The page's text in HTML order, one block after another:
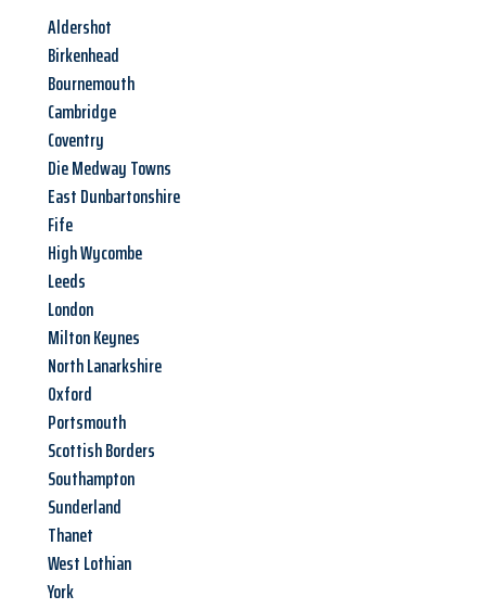
Aldershot
Birkenhead
Bournemouth
Cambridge
Coventry
Die Medway Towns
East Dunbartonshire
Fife
High Wycombe
Leeds
London
Milton Keynes
North Lanarkshire
Oxford
Portsmouth
Scottish Borders
Southampton
Sunderland
Thanet
West Lothian
York